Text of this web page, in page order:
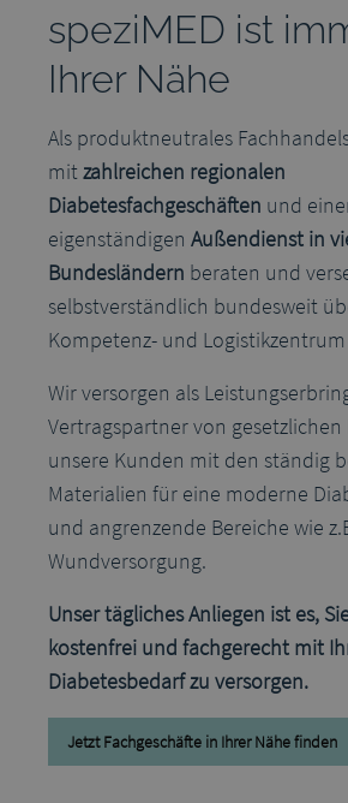
speziMED ist
Ihrer Nähe
Als produktneutrales
mitzahlreichen regionalen
Diabetesfachgeschäften und
eigenständigen Außendienst in
Bundesländern beraten und
selbstverständlich bundesweit
Kompetenz- und
Wir versorgen als
Vertragspartner von
unsere Kunden mit den ständig
Materialien für eine moderne
und angrenzende Bereiche wie
Wundversorgung.
Unser tägliches Anliegen ist es,
kostenfrei und fachgerecht mit
Diabetesbedarf zu versorgen.
Jetzt Fachgeschäfte in Ihrer Nähe finden